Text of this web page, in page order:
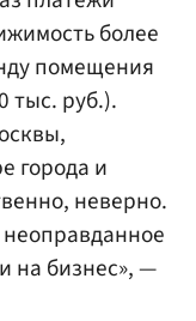
более
помещения
тыс. руб.).
города и
неверно.
на бизнес», —